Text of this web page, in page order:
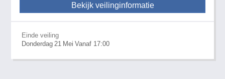
Bekijk veilinginformatie
Einde veiling
Donderdag 21 Mei Vanaf 17:00